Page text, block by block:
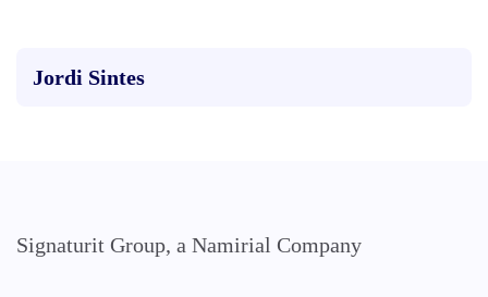
Jordi Sintes
Signaturit Group, a Namirial Company